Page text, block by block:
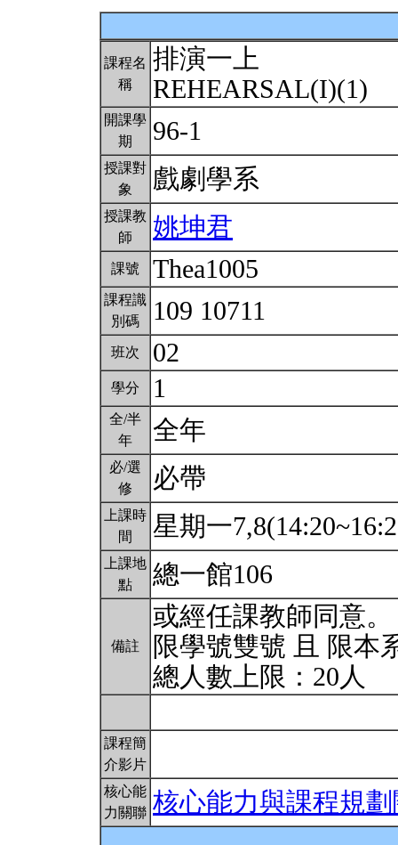
課程名
稱
排演一上
REHEARSAL(I)(1)
開課學
期
96-1
授課對
象
戲劇學系
授課教
師
姚坤君
課號 Thea1005
課程識
別碼
109 10711
班次 02
學分 1
全/半
年
全年
必/選
修
必帶
上課時
間
星期一
上課地
點
總一館106
備註
或經任課教師同意。
限學號雙號 且 限本
總人數上限：20人
課程簡
介影片
核心能
力關聯 核心能力與課程規